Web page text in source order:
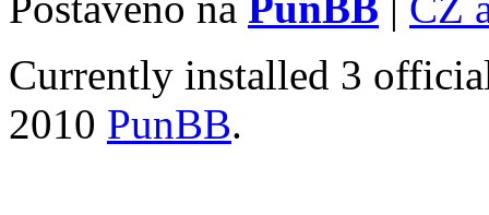
Currently installed 3
2010 PunBB.